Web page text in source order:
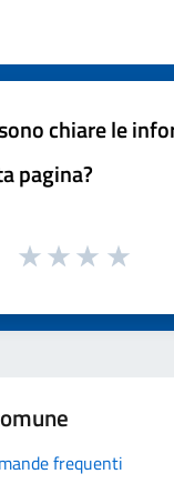
chiare le
pagina?
frequenti